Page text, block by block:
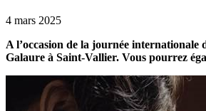
4 mars 2025
A l’occasion de la journée internationale
Galaure à Saint-Vallier. Vous pourrez